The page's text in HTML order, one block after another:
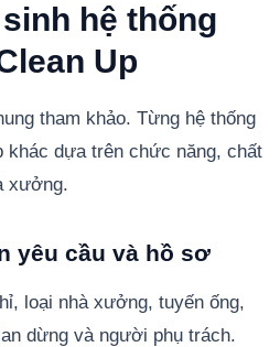
hệ thống
Up
tham khảo. Từng hệ thống
khác dựa trên chức năng, chất
xưởng.
yêu cầu và hồ sơ
loại nhà xưởng, tuyến ống,
dừng và người phụ trách.